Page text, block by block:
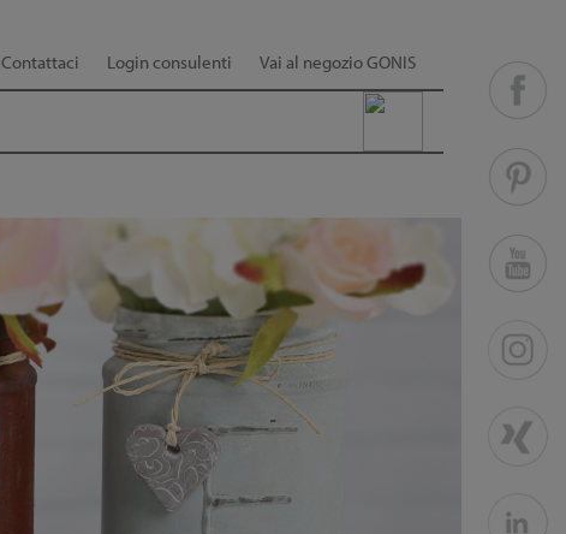
Contattaci Login consulenti Vai al negozio GONIS